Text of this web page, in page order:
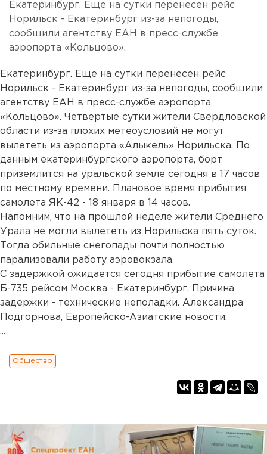
Екатеринбург. Еще на сутки перенесен рейс
Норильск - Екатеринбург из-за непогоды,
сообщили агентству ЕАН в пресс-службе
аэропорта «Кольцово».
Екатеринбург. Еще на сутки перенесен рейс
Норильск - Екатеринбург из-за непогоды, сообщили
агентству ЕАН в пресс-службе аэропорта
«Кольцово». Четвертые сутки жители Свердловской
области из-за плохих метеоусловий не могут
вылететь из аэропорта «Алыкель» Норильска. По
данным екатеринбургского аэропорта, борт
приземлится на уральской земле сегодня в 17 часов
по местному времени. Плановое время прибытия
самолета ЯК-42 - 18 января в 14 часов.
Напомним, что на прошлой неделе жители Среднего
Урала не могли вылететь из Норильска пять суток.
Тогда обильные снегопады почти полностью
парализовали работу аэровокзала.
С задержкой ожидается сегодня прибытие самолета
Б-735 рейсом Москва - Екатеринбург. Причина
задержки - технические неполадки. Александра
Подгорнова, Европейско-Азиатские новости.
...
Общество